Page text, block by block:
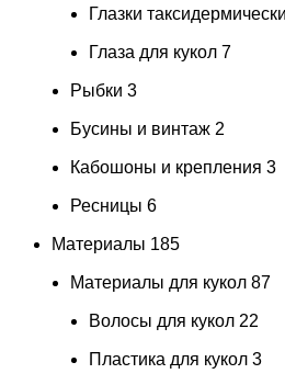
Глазки
Глаза для кукол 7
Рыбки 3
Бусины и винтаж 2
Кабошоны и крепления 3
Ресницы 6
Материалы 185
Материалы для кукол 87
Волосы для кукол 22
Пластика для кукол 3